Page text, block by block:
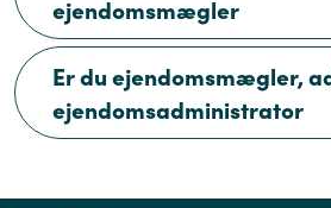
ejendomsmægler
Er du ejendomsmægler,
ejendomsadministrator